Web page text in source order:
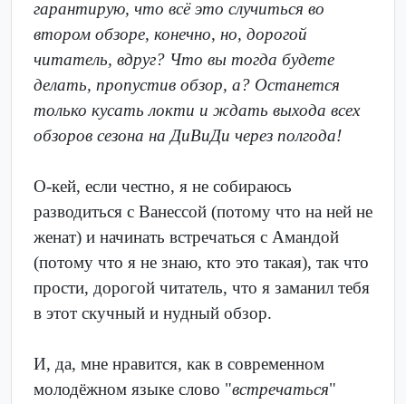
гарантирую, что всё это случиться во
втором обзоре, конечно, но, дорогой
читатель, вдруг? Что вы тогда будете
делать, пропустив обзор, а? Останется
только кусать локти и ждать выхода всех
обзоров сезона на ДиВиДи через полгода!
О-кей, если честно, я не собираюсь
разводиться с Ванессой (потому что на ней не
женат) и начинать встречаться с Амандой
(потому что я не знаю, кто это такая), так что
прости, дорогой читатель, что я заманил тебя
в этот скучный и нудный обзор.
И, да, мне нравится, как в современном
молодёжном языке слово "встречаться"